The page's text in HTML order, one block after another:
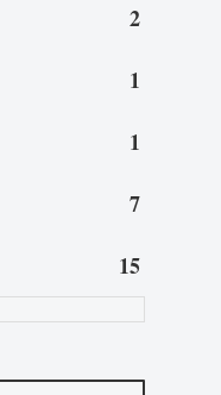
2
1
1
7
15